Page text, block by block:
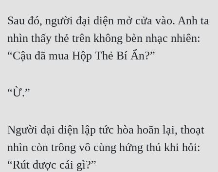
Sau đó, người đại diện mở cửa vào. Anh ta
nhìn thấy thẻ trên không bèn nhạc nhiên:
“Cậu đã mua Hộp Thẻ Bí Ẩn?”
“Ừ.”
Người đại diện lập tức hòa hoãn lại, thoạt
nhìn còn trông vô cùng hứng thú khi hỏi:
“Rút được cái gì?”